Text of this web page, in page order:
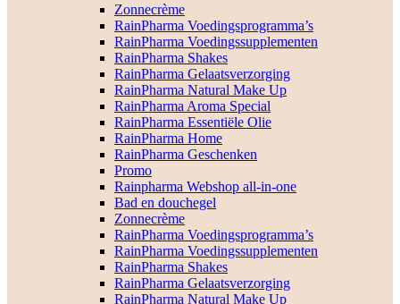
Zonnecrème
RainPharma Voedingsprogramma’s
RainPharma Voedingssupplementen
RainPharma Shakes
RainPharma Gelaatsverzorging
RainPharma Natural Make Up
RainPharma Aroma Special
RainPharma Essentiële Olie
RainPharma Home
RainPharma Geschenken
Promo
Rainpharma Webshop all-in-one
Bad en douchegel
Zonnecrème
RainPharma Voedingsprogramma’s
RainPharma Voedingssupplementen
RainPharma Shakes
RainPharma Gelaatsverzorging
RainPharma Natural Make Up